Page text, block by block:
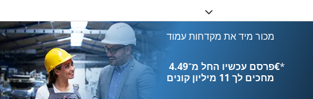
מכור מיד את מקדחות עמוד
פרסם עכשיו החל מ־‏4.49 ‏€*
מחכים לך 11 מיליון קונים